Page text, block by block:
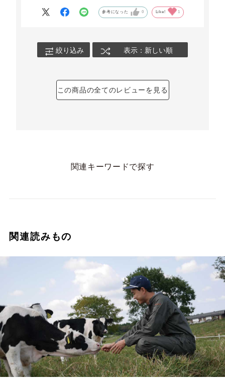
参考になった 0 Like! 1
絞り込み 表示：新しい順
この商品の全てのレビューを見る
関連キーワードで探す
関連読みもの